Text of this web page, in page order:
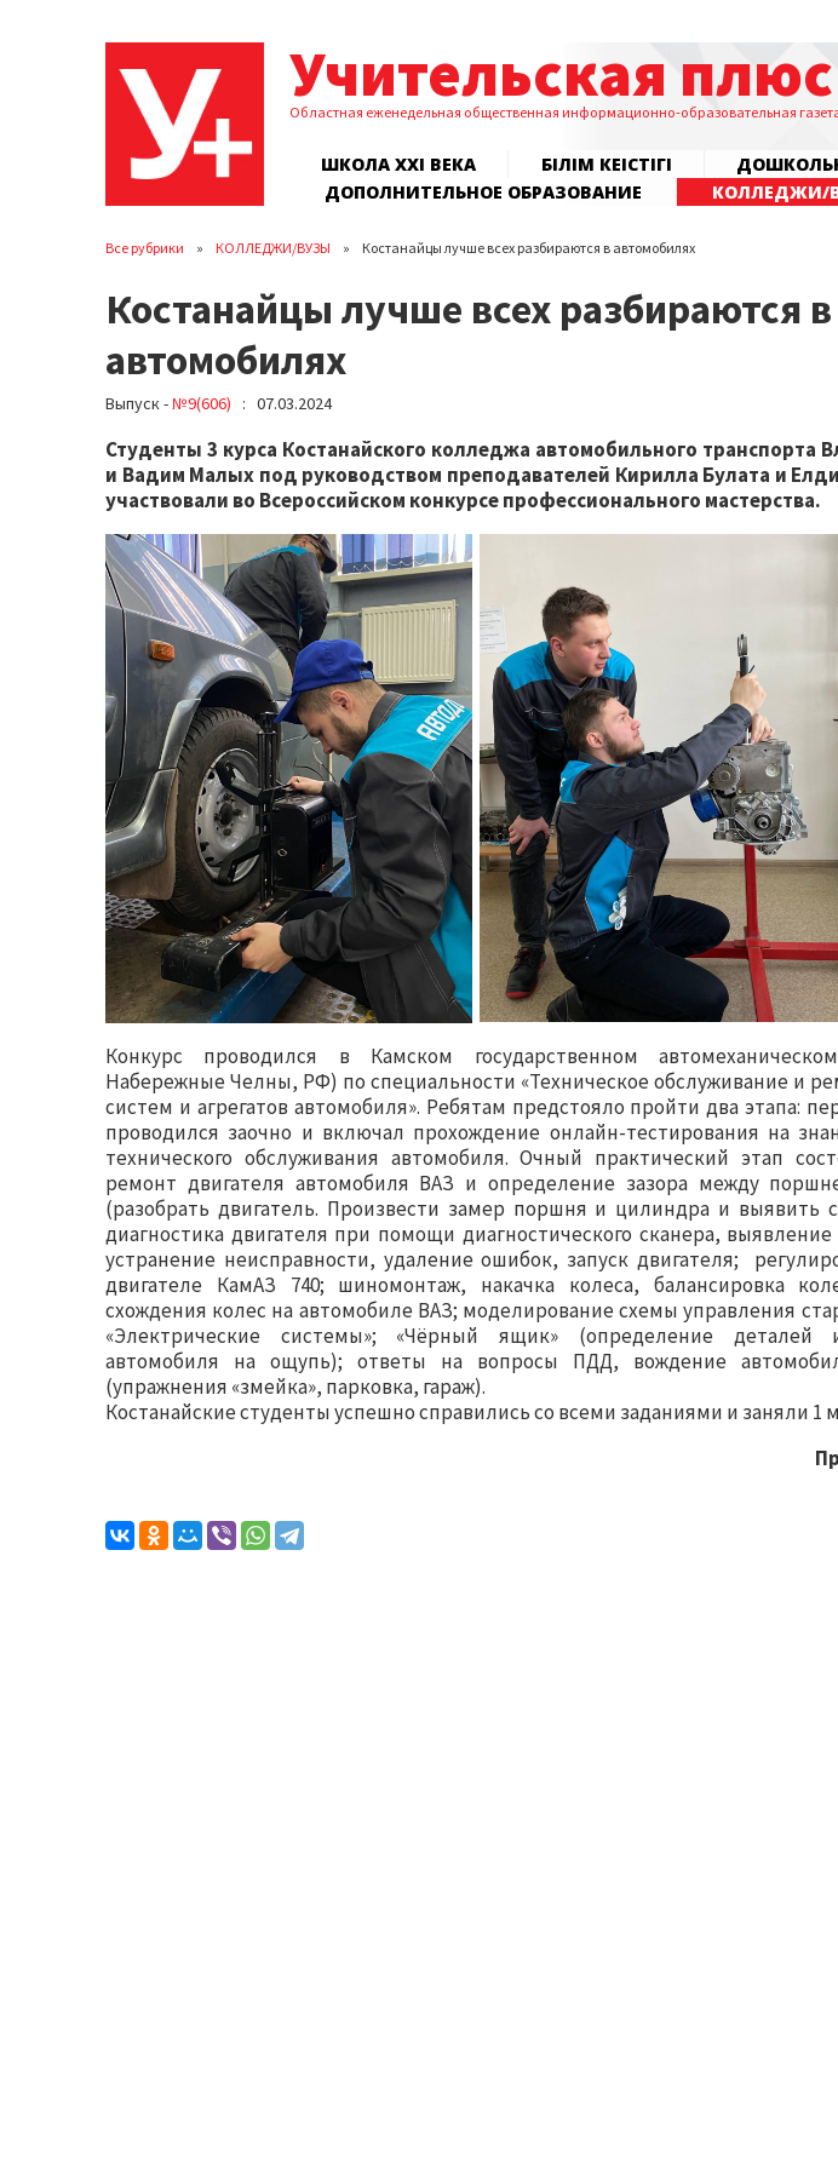
Учительская плюс
Областная еженедельная общественная информационно-образовательная
ШКОЛА XXI ВЕКА БІЛІМ КЕҢІСТІГІ
ДОПОЛНИТЕЛЬНОЕ ОБРАЗОВАНИЕ
КОЛЛЕДЖИ/
Все рубрики КОЛЛЕДЖИ/ВУЗЫ Костанайцы лучше всех разбираются в автомобилях
Костанайцы лучше всех разбираются в
автомобилях
Выпуск -№9(606) : 07.03.2024
Студенты 3 курса Костанайского колледжа автомобильного транспорта
и Вадим Малых под руководством преподавателей Кирилла Булата и
участвовали во Всероссийском конкурсе профессионального мастерства.
Конкурс проводился в Камском государственном
Набережные Челны, РФ) по специальности «Техническое обслуживание и
систем и агрегатов автомобиля». Ребятам предстояло пройти два этапа:
проводился заочно и включал прохождение онлайн-тестирования на
технического обслуживания автомобиля. Очный практический этап
ремонт двигателя автомобиля ВАЗ и определение зазора между
(разобрать двигатель. Произвести замер поршня и цилиндра и выявить
диагностика двигателя при помощи диагностического сканера,
устранение неисправности, удаление ошибок, запуск двигателя;
двигателе КамАЗ 740; шиномонтаж, накачка колеса, балансировка
схождения колес на автомобиле ВАЗ; моделирование схемы управления
«Электрические системы»; «Чёрный ящик» (определение деталей
автомобиля на ощупь); ответы на вопросы ПДД, вождение
(упражнения «змейка», парковка, гараж).
Костанайские студенты успешно справились со всеми заданиями и заняли 1